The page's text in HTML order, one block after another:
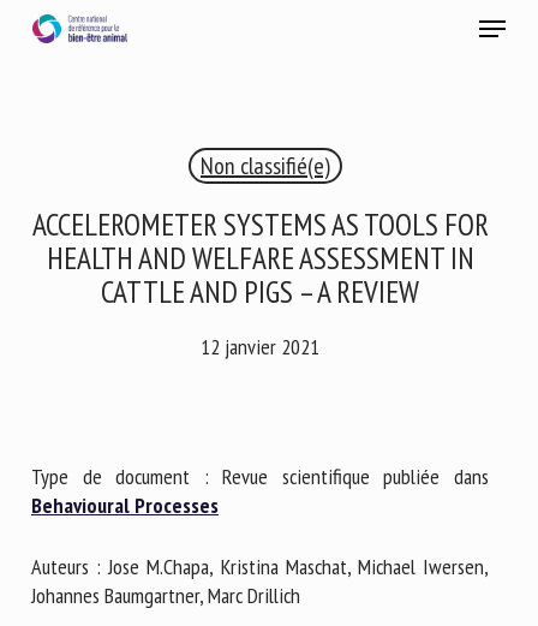
Menu
Non classifié(e)
ACCELEROMETER SYSTEMS AS TOOLS FOR
HEALTH AND WELFARE ASSESSMENT IN
CATTLE AND PIGS – A REVIEW
12 janvier 2021
Type de document : Revue scientifique publiée dans
Behavioural Processes
Auteurs : Jose M.Chapa, Kristina Maschat, Michael Iwersen,
Johannes Baumgartner, Marc Drillich
RECEVEZ CHAQUE MOIS GRATUITEMENT
ANIMAL
notre newsletter :